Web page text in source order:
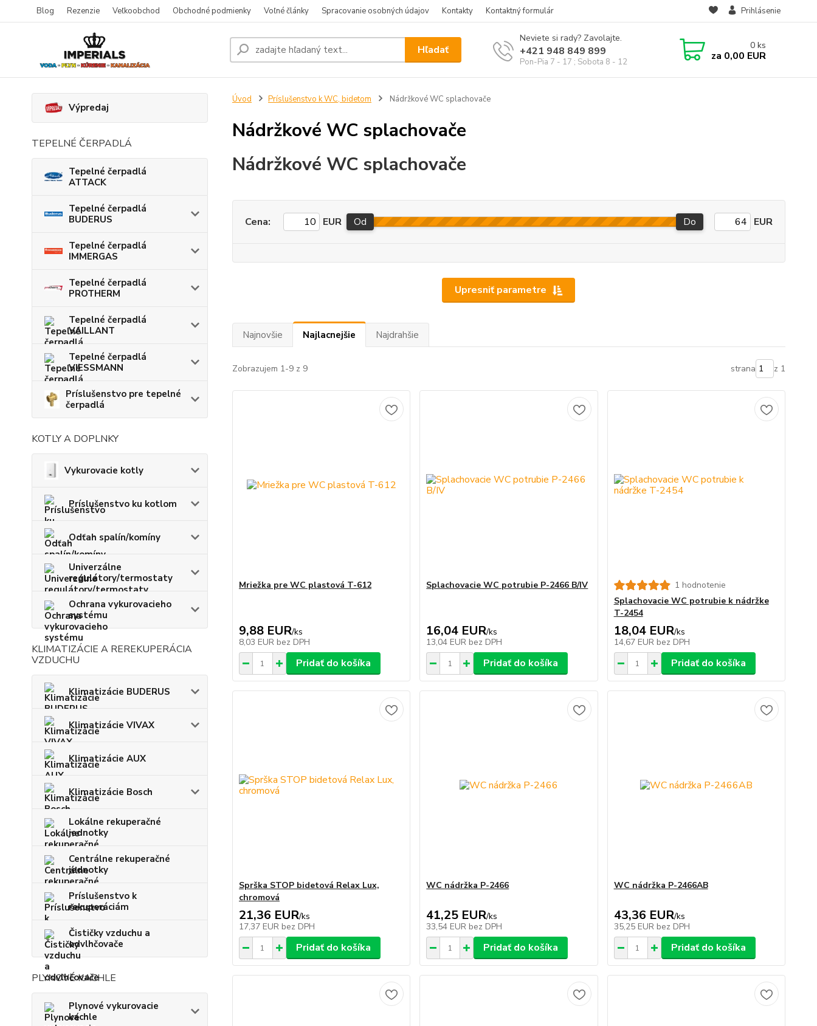
Blog Rezenzie Veľkoobchod Obchodné podmienky Voľné články Spracovanie osobných údajov Kontakty Kontaktný formulár Prihlásenie
Hľadať
Neviete si rady? Zavolajte.
+421 948 849 899
Pon-Pia 7 - 17 ; Sobota 8 - 12
0 ks
za 0,00 EUR
Výpredaj
TEPELNÉ ČERPADLÁ
Tepelné čerpadlá
ATTACK
Tepelné čerpadlá
BUDERUS
Tepelné čerpadlá
IMMERGAS
Tepelné čerpadlá
PROTHERM
Tepelné čerpadlá
VAILLANT
Tepelné čerpadlá
VIESSMANN
Príslušenstvo pre tepelné
čerpadlá
KOTLY A DOPLNKY
Vykurovacie kotly
Príslušenstvo ku kotlom
Odťah spalín/komíny
Univerzálne
regulátory/termostaty
Ochrana vykurovacieho
systému
KLIMATIZÁCIE A REREKUPERÁCIA
VZDUCHU
Klimatizácie BUDERUS
Klimatizácie VIVAX
Klimatizácie AUX
Klimatizácie Bosch
Lokálne rekuperačné
jednotky
Centrálne rekuperačné
jednotky
Príslušenstvo k
rekuperáciám
Čističky vzduchu a
odvlhčovače
PLYNOVÉ KACHLE
Plynové vykurovacie
kachle
Úvod Príslušenstvo k WC, bidetom Nádržkové WC splachovače
Nádržkové WC splachovače
Nádržkové WC splachovače
Upresniť parametre
Cena: EUR Od Do EUR
Najnovšie Najlacnejšie Najdrahšie
Zobrazujem 1-9 z 9 strana z 1
Mriežka pre WC plastová T-612
9,88 EUR/ks
8,03 EUR bez DPH
Pridať do košíka
Splachovacie WC potrubie P-2466 B/IV
16,04 EUR/ks
13,04 EUR bez DPH
Pridať do košíka
1 hodnotenie
Splachovacie WC potrubie k nádržke
T-2454
18,04 EUR/ks
14,67 EUR bez DPH
Pridať do košíka
Sprška STOP bidetová Relax Lux,
chromová
21,36 EUR/ks
17,37 EUR bez DPH
Pridať do košíka
WC nádržka P-2466
41,25 EUR/ks
33,54 EUR bez DPH
Pridať do košíka
WC nádržka P-2466AB
43,36 EUR/ks
35,25 EUR bez DPH
Pridať do košíka